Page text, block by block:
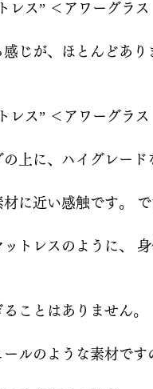
レス” ＜アワーグラス
じが、ほとんどあり
レス” ＜アワーグラ
の上に、ハイグレー
に近い感触です。
ットレスのように、
ことはありません。
ルのような素材です